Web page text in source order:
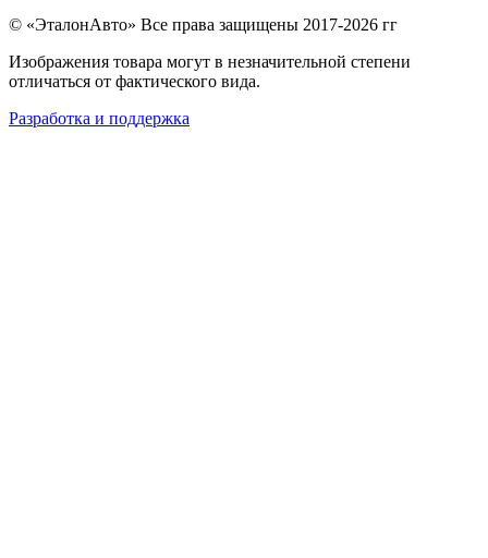
© «ЭталонАвто» Все права защищены 2017-2026 гг
Изображения товара могут в незначительной степени
отличаться от фактического вида.
Разработка и поддержка